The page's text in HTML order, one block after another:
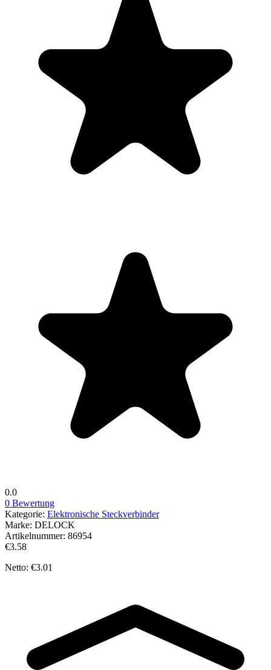
0.0
0 Bewertung
Kategorie: Elektronische Steckverbinder
Marke: DELOCK
Artikelnummer: 86954
€3.58
Netto: €3.01